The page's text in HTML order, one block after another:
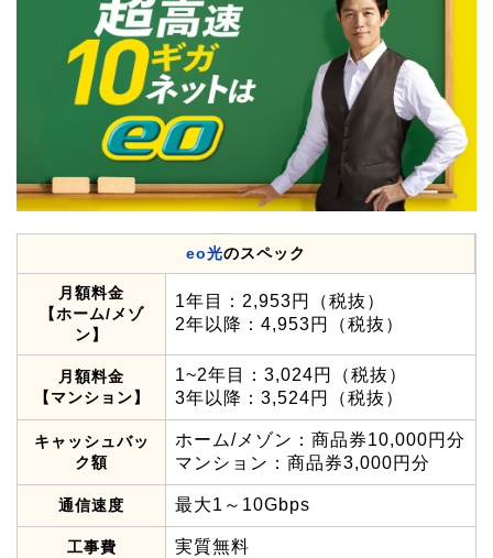
eo光のスペック
月額料金
【ホーム/メゾ
ン】
1年目：2,953円（税抜）
2年以降：4,953円（税抜）
月額料金
【マンション】
1~2年目：3,024円（税抜）
3年以降：3,524円（税抜）
キャッシュバッ
ク額
ホーム/メゾン：商品券10,000円分
マンション：商品券3,000円分
通信速度 最大1～10Gbps
工事費 実質無料